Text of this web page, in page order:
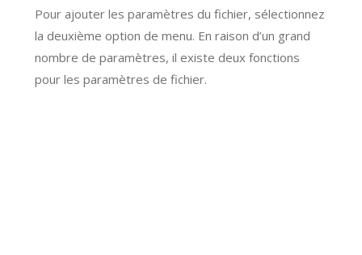
Pour ajouter les paramètres du fichier, sélectionnez
la deuxième option de menu. En raison d’un grand
nombre de paramètres, il existe deux fonctions
pour les paramètres de fichier.